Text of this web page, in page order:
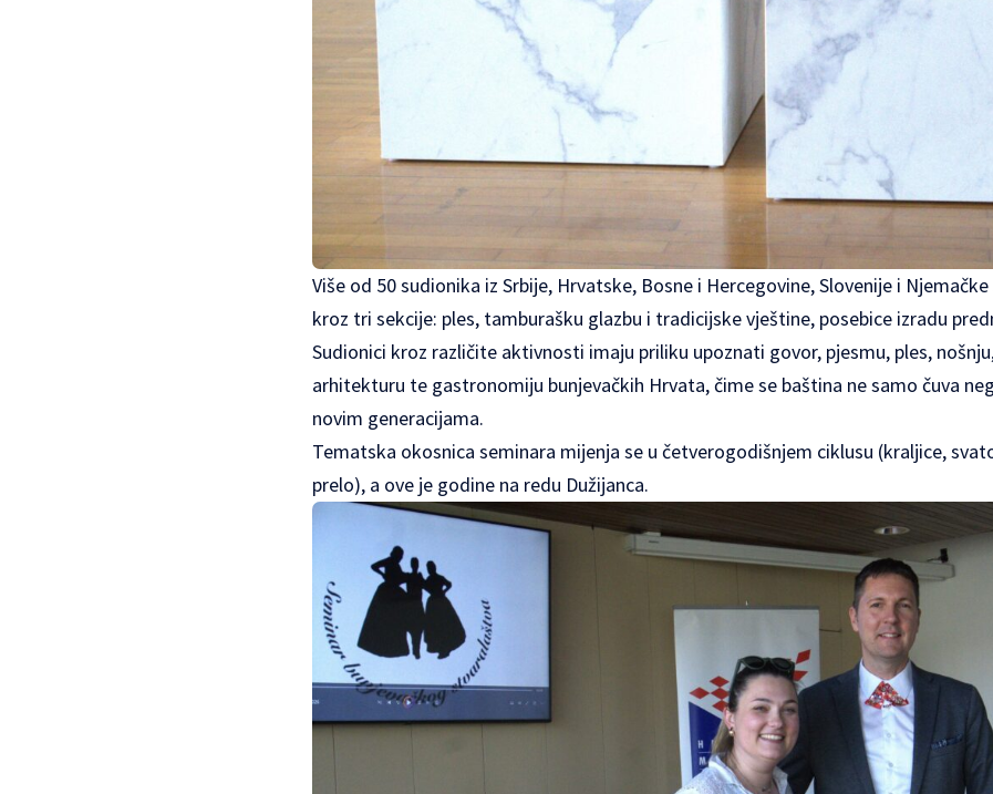
Više od 50 sudionika iz Srbije, Hrvatske, Bosne i Hercegovine, Slovenije i
kroz tri sekcije: ples, tamburašku glazbu i tradicijske vještine, posebice izradu
Sudionici kroz različite aktivnosti imaju priliku upoznati govor, pjesmu, ples,
arhitekturu te gastronomiju bunjevačkih Hrvata, čime se baština ne samo čuva
novim generacijama.
Tematska okosnica seminara mijenja se u četverogodišnjem ciklusu (kraljice,
prelo), a ove je godine na redu Dužijanca.